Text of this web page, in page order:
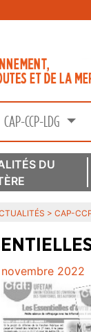
CAP-CCP-LDG
DU
> CAP-
2022